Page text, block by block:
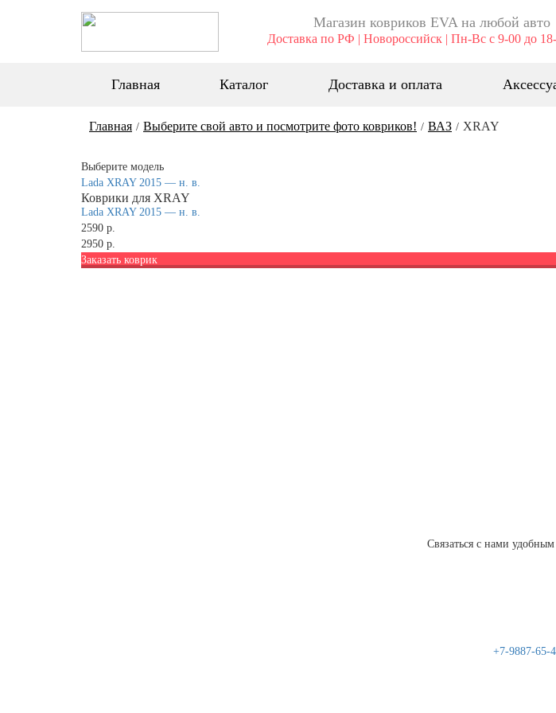
Магазин ковриков EVA ​на любой авто
Доставка по РФ | Новороссийск | Пн-Вс с 9-00 до
Главная Каталог Доставка и оплата
Главная / Выберите свой авто и посмотрите фото ковриков! / ВАЗ / XRAY
Выберите модель
Lada XRAY 2015 — н. в.
Коврики для XRAY
Lada XRAY 2015 — н. в.
2590 р.
2950 р.
Заказать коврик
Связаться с нами
+7-9887-65-